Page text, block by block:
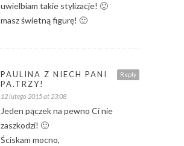
uwielbiam takie stylizacje! 🙂
masz świetną figurę! 🙂
Reply
PAULINA Z NIECH PANI
PA.TRZY!
12 lutego 2015 at 23:08
Jeden pączek na pewno Ci nie
zaszkodzi! 🙂
Ściskam mocno,